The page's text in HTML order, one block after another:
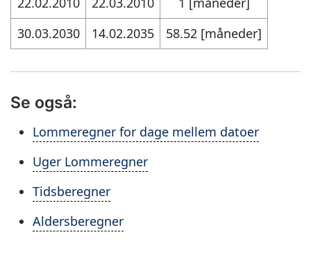
30.03.2030
14.02.2035 58.52 [måneder]
Se også:
Lommeregner for dage mellem datoer
Uger Lommeregner
Tidsberegner
Aldersberegner